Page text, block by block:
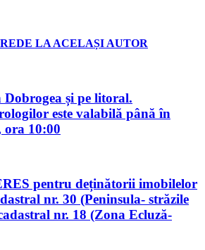
DE LA ACELAȘI AUTOR
și pe litoral.
este valabilă până în
ora 10:00
pentru deținătorii imobilelor
nr. 30 (Peninsula- străzile
nr. 18 (Zona Ecluză-